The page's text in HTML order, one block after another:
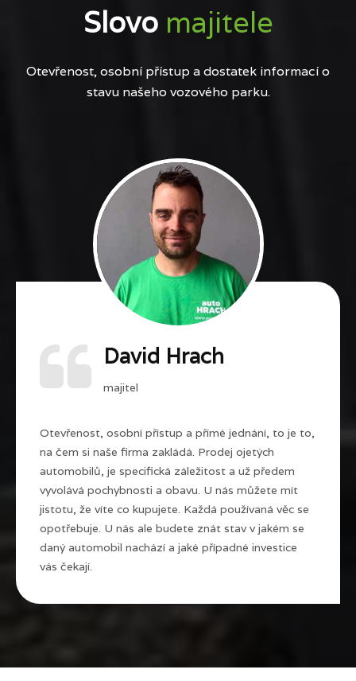
Slovo majitele
Otevřenost, osobní přístup a dostatek informací o
stavu našeho vozového parku.
David Hrach
majitel
Otevřenost, osobní přístup a přímé jednání, to je to,
na čem si naše firma zakládá. Prodej ojetých
automobilů, je specifická záležitost a už předem
vyvolává pochybnosti a obavu. U nás můžete mít
jistotu, že víte co kupujete. Každá používaná věc se
opotřebuje. U nás ale budete znát stav v jakém se
daný automobil nachází a jaké případné investice
vás čekají.